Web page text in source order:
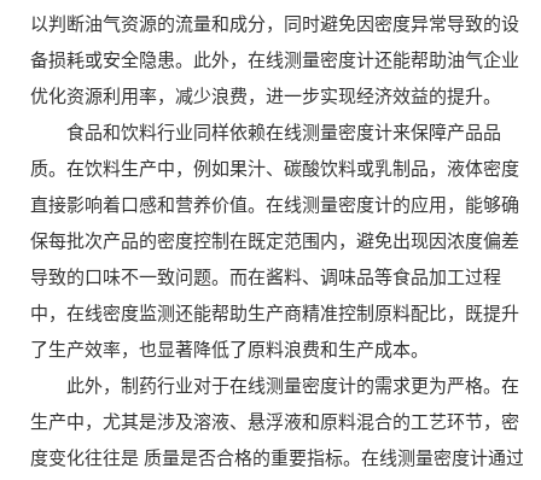
以判断油气资源的流量和成分，同时避免因密度异常导致的设
备损耗或安全隐患。此外，在线测量密度计还能帮助油气企业
优化资源利用率，减少浪费，进一步实现经济效益的提升。
食品和饮料行业同样依赖在线测量密度计来保障产品品
质。在饮料生产中，例如果汁、碳酸饮料或乳制品，液体密度
直接影响着口感和营养价值。在线测量密度计的应用，能够确
保每批次产品的密度控制在既定范围内，避免出现因浓度偏差
导致的口味不一致问题。而在酱料、调味品等食品加工过程
中，在线密度监测还能帮助生产商精准控制原料配比，既提升
了生产效率，也显著降低了原料浪费和生产成本。
此外，制药行业对于在线测量密度计的需求更为严格。在
生产中，尤其是涉及溶液、悬浮液和原料混合的工艺环节，密
度变化往往是 质量是否合格的重要指标。在线测量密度计通过